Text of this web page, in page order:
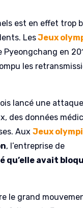
est en effet trop
LesJeux
Pyeongchang en
les
lancé une attaque
des données
AuxJeux
, l’entreprise de
qu’elle avait
le grand